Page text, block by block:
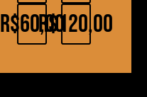
R$60,00R$120,00